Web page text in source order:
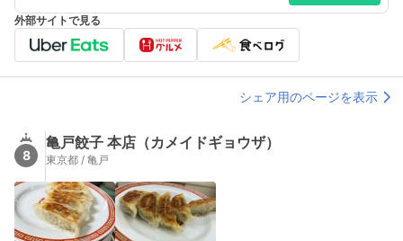
外部サイトで見る
シェア用のページを表示
8
亀戸餃子 本店（カメイドギョウザ）
東京都 / 亀戸